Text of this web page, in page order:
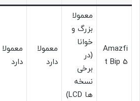
Amazfi
t Bip 5
معمولا
بزرگ و
خوانا
(در
برخی
نسخه
ها LCD)
معمولا
دارد
معمولا
دارد